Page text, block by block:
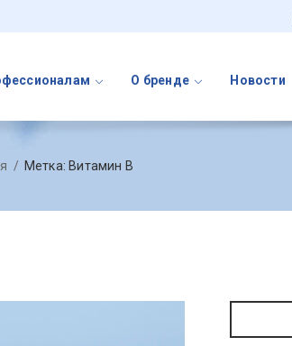
О бренде Новости
Метка: Витамин B